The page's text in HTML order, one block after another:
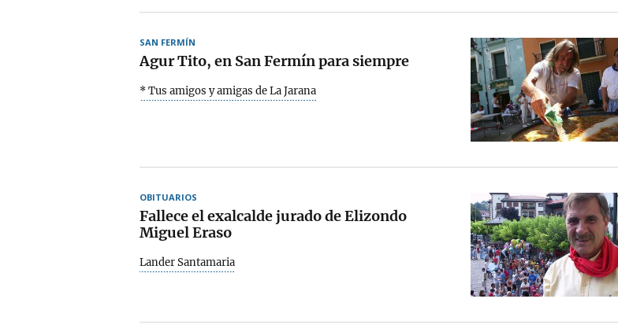
SAN FERMÍN
Agur Tito, en San Fermín para siempre
* Tus amigos y amigas de La Jarana
OBITUARIOS
Fallece el exalcalde jurado de Elizondo
Miguel Eraso
Lander Santamaria